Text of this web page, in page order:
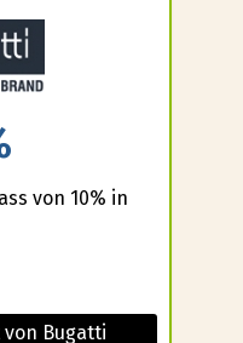
von 10% in
von Bugatti